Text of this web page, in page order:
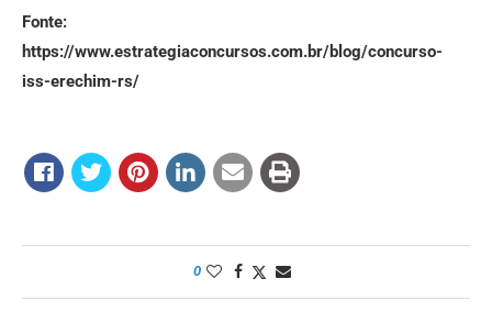
Fonte:
https://www.estrategiaconcursos.com.br/blog/concurso-
iss-erechim-rs/
0